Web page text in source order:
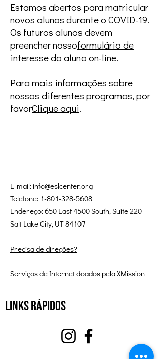
Estamos abertos para matricular
novos alunos durante o COVID-19.
Os futuros alunos devem
preencher nossoformulário de
interesse do aluno on-line.
Para mais informações sobre
nossos diferentes programas, por
favorClique aqui.
E-mail:info@eslcenter.org
Telefone: 1-801-328-5608
Endereço: 650 East 4500 South, Suite 220
Salt Lake City, UT 84107
Precisa de direções?
Serviços de Internet doados pela XMission
Links Rápidos